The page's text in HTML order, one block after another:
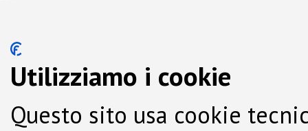
Utilizziamo i cookie
Questo sito usa cookie